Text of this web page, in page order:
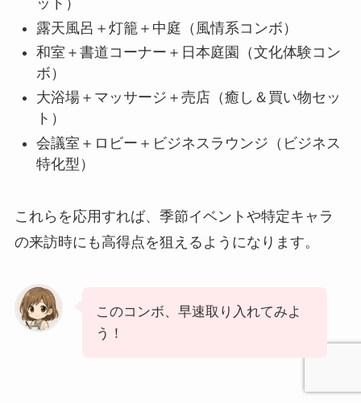
ット）
露天風呂＋灯籠＋中庭（風情系コンボ）
和室＋書道コーナー＋日本庭園（文化体験コン
ボ）
大浴場＋マッサージ＋売店（癒し＆買い物セッ
ト）
会議室＋ロビー＋ビジネスラウンジ（ビジネス
特化型）
これらを応用すれば、季節イベントや特定キャラ
の来訪時にも高得点を狙えるようになります。
このコンボ、早速取り入れてみよ
う！